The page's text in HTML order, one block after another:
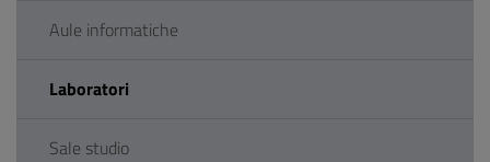
Aule informatiche
Laboratori
Sale studio